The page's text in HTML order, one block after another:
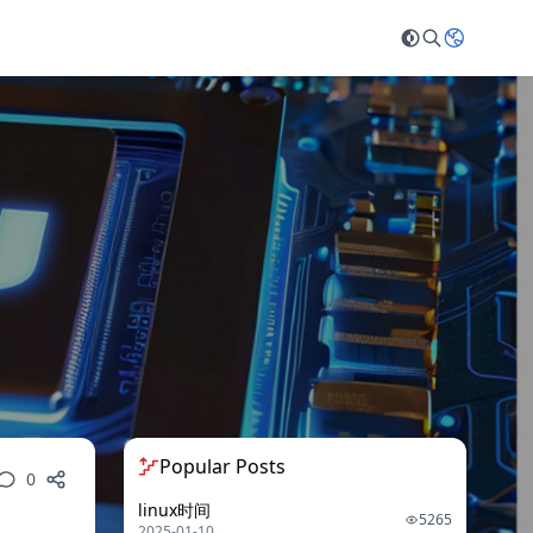
0 Popular Posts
linux时间 5265